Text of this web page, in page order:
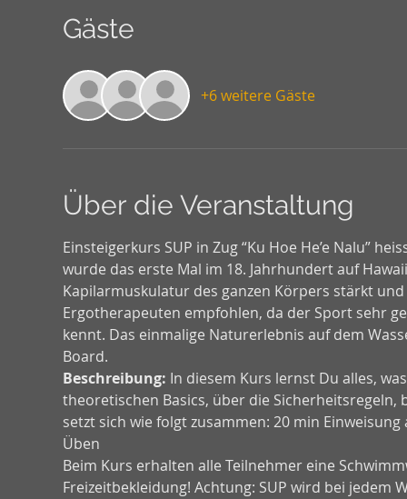
Gäste
+6 weitere Gäste
Über die Veranstaltung
Einsteigerkurs SUP in Zug “Ku Hoe He’e Nalu”
wurde das erste Mal im 18. Jahrhundert auf
Kapilarmuskulatur des ganzen Körpers stärkt
Ergotherapeuten empfohlen, da der Sport sehr
kennt. Das einmalige Naturerlebnis auf dem
Board.
Beschreibung: In diesem Kurs lernst Du alles,
theoretischen Basics, über die Sicherheitsregeln,
setzt sich wie folgt zusammen: 20 min
Üben
Beim Kurs erhalten alle Teilnehmer eine
Freizeitbekleidung! Achtung: SUP wird bei jedem